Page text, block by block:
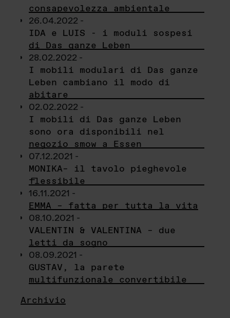
consapevolezza ambientale
26.04.2022 -
IDA e LUIS - i moduli sospesi
di Das ganze Leben
28.02.2022 -
I mobili modulari di Das ganze
Leben cambiano il modo di
abitare
02.02.2022 -
I mobili di Das ganze Leben
sono ora disponibili nel
negozio smow a Essen
07.12.2021 -
MONIKA– il tavolo pieghevole
flessibile
16.11.2021 -
EMMA – fatta per tutta la vita
08.10.2021 -
VALENTIN & VALENTINA – due
letti da sogno
08.09.2021 -
GUSTAV, la parete
multifunzionale convertibile
Archivio